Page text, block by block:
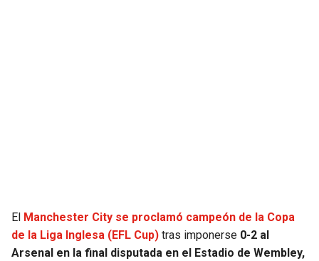
LIONS
NUGGETS
El Manchester City se proclamó campeón de la Copa
de la Liga Inglesa (EFL Cup) tras imponerse 0-2 al
Arsenal en la final disputada en el Estadio de Wembley,